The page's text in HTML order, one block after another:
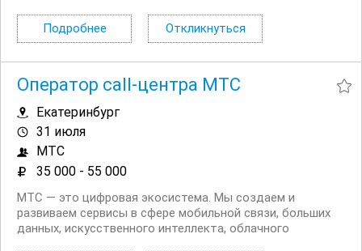
время до 03:00; Выходные плавающие при любом
графике; Доход...
Подробнее Откликнуться
Оператор call-центра МТС
Екатеринбург
31 июля
МТС
35 000 - 55 000
МТС — это цифровая экосистема. Мы создаем и
развиваем сервисы в сфере мобильной связи, больших
данных, искусственного интеллекта, облачного